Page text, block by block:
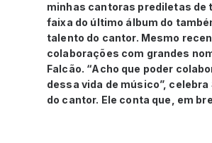
minhas cantoras prediletas de
faixa do último álbum do
talento do cantor. Mesmo
colaborações com grandes
Falcão. “Acho que poder
dessa vida de músico”,
do cantor. Ele conta que, em